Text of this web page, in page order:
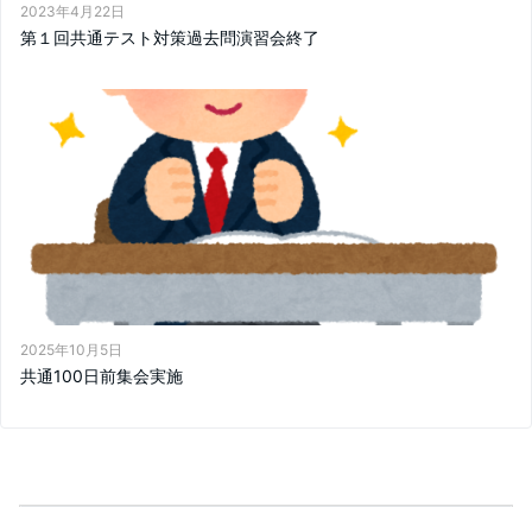
2023年4月22日
第１回共通テスト対策過去問演習会終了
2025年10月5日
共通100日前集会実施